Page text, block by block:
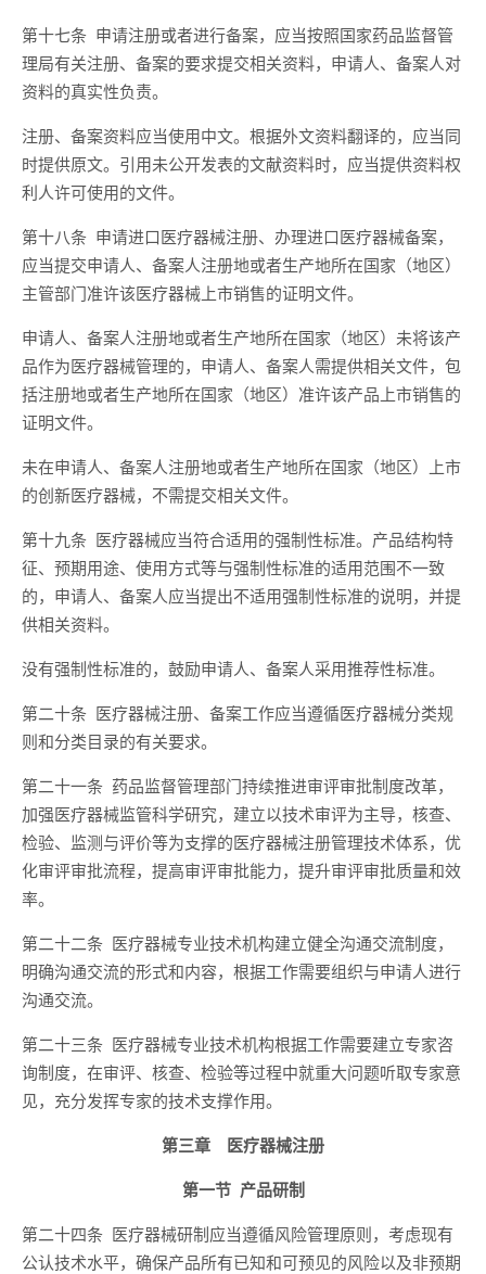
第十七条 申请注册或者进行备案，应当按照国家药品监督管
理局有关注册、备案的要求提交相关资料，申请人、备案人对
资料的真实性负责。
注册、备案资料应当使用中文。根据外文资料翻译的，应当同
时提供原文。引用未公开发表的文献资料时，应当提供资料权
利人许可使用的文件。
第十八条 申请进口医疗器械注册、办理进口医疗器械备案，
应当提交申请人、备案人注册地或者生产地所在国家（地区）
主管部门准许该医疗器械上市销售的证明文件。
申请人、备案人注册地或者生产地所在国家（地区）未将该产
品作为医疗器械管理的，申请人、备案人需提供相关文件，包
括注册地或者生产地所在国家（地区）准许该产品上市销售的
证明文件。
未在申请人、备案人注册地或者生产地所在国家（地区）上市
的创新医疗器械，不需提交相关文件。
第十九条 医疗器械应当符合适用的强制性标准。产品结构特
征、预期用途、使用方式等与强制性标准的适用范围不一致
的，申请人、备案人应当提出不适用强制性标准的说明，并提
供相关资料。
没有强制性标准的，鼓励申请人、备案人采用推荐性标准。
第二十条 医疗器械注册、备案工作应当遵循医疗器械分类规
则和分类目录的有关要求。
第二十一条 药品监督管理部门持续推进审评审批制度改革，
加强医疗器械监管科学研究，建立以技术审评为主导，核查、
检验、监测与评价等为支撑的医疗器械注册管理技术体系，优
化审评审批流程，提高审评审批能力，提升审评审批质量和效
率。
第二十二条 医疗器械专业技术机构建立健全沟通交流制度，
明确沟通交流的形式和内容，根据工作需要组织与申请人进行
沟通交流。
第二十三条 医疗器械专业技术机构根据工作需要建立专家咨
询制度，在审评、核查、检验等过程中就重大问题听取专家意
见，充分发挥专家的技术支撑作用。
第三章 医疗器械注册
第一节 产品研制
第二十四条 医疗器械研制应当遵循风险管理原则，考虑现有
公认技术水平，确保产品所有已知和可预见的风险以及非预期